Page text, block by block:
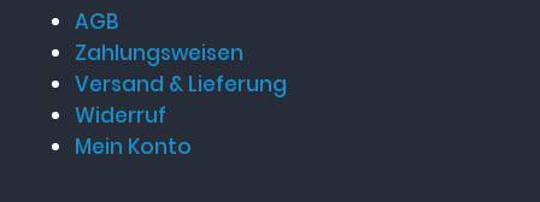
AGB
Zahlungsweisen
Versand & Lieferung
Widerruf
Mein Konto